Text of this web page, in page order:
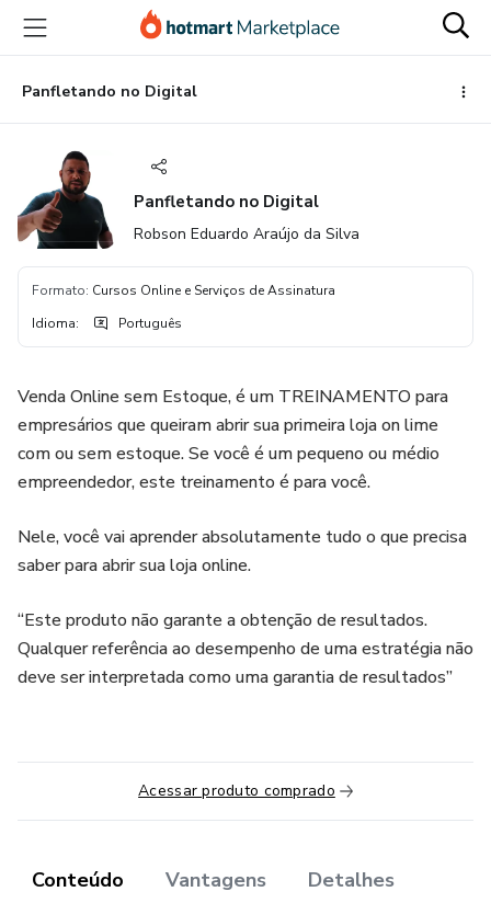
para
conteúdo
principal
para
pagamento
para
rodapé
Panfletando no Digital
Panfletando no Digital
Robson Eduardo Araújo da Silva
Formato: Cursos Online e Serviços de Assinatura
Idioma: Português
Venda Online sem Estoque, é um TREINAMENTO para
empresários que queiram abrir sua primeira loja on lime
com ou sem estoque. Se você é um pequeno ou médio
empreendedor, este treinamento é para você.
Nele, você vai aprender absolutamente tudo o que precisa
saber para abrir sua loja online.
“Este produto não garante a obtenção de resultados.
Qualquer referência ao desempenho de uma estratégia não
deve ser interpretada como uma garantia de resultados”
Acessar produto comprado
Conteúdo Vantagens Detalhes